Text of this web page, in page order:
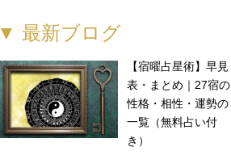
▼ 最新ブログ
【宿曜占星術】早見
表・まとめ｜27宿の
性格・相性・運勢の
一覧（無料占い付
き）